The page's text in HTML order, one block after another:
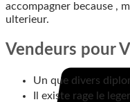
accompagner because ,
ulterieur.
Vendeurs pour
Un que divers
Il existe rage le